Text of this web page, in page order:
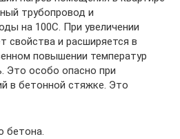
трубопровод и
на 100C. При увеличении
свойства и расширяется в
повышении температур
Это особо опасно при
в бетонной стяжке. Это
бетона.